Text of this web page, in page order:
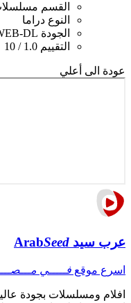
القسم
النوع دراما
الجودة DL
التقييم 1.0 / 10
عودة الى أعلي
عرب سيد ArabSeed
اسرع موقع فـــــي
افلام ومسلسلات بجودة